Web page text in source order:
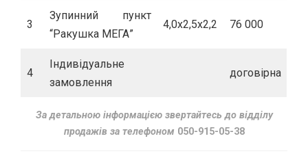
3
Зупинний пункт
“Ракушка МЕГА”
4,0х2,5х2,2 76 000
4
Індивідуальне
замовлення
договірна
За детальною інформацією звертайтесь до відділу
продажів за телефоном 050-915-05-38